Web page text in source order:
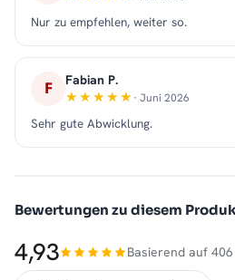
Nur zu empfehlen, weiter so.
F Fabian P.
· Juni 2026
Sehr gute Abwicklung.
Bewertungen zu diesem
4,93 Basierend auf